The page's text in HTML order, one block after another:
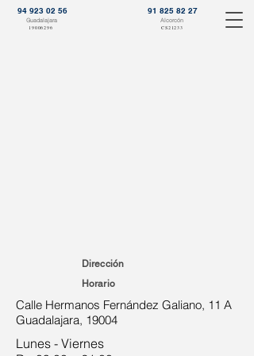
94 923 02 56
Guadalajara
19006296
91 825 82 27
Alcorcón
CS21233
Dirección
Horario
Calle Hermanos Fernández Galiano, 11 A
Guadalajara, 19004
Lunes - Viernes